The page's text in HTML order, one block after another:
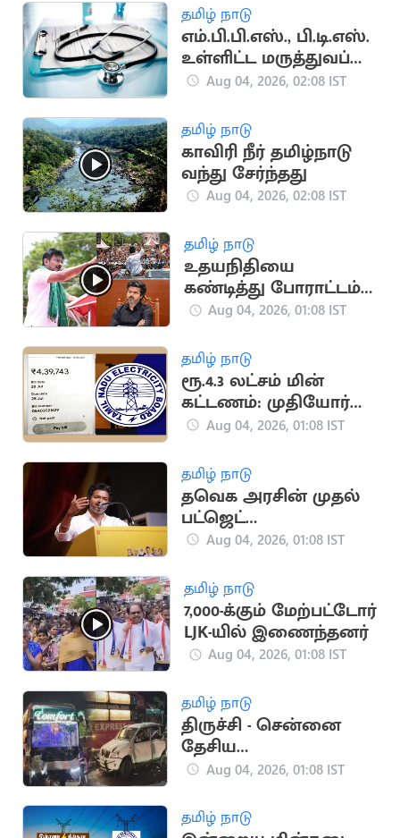
தமிழ் நாடு
எம்.பி.பி.எஸ்., பி.டி.எஸ்.
உள்ளிட்ட மருத்துவப்
படிப்புகளுக்கு இன்று
Aug 04, 2026, 02:08 IST
தமிழ் நாடு
காவிரி நீர் தமிழ்நாடு
வந்து சேர்ந்தது
Aug 04, 2026, 02:08 IST
தமிழ் நாடு
உதயநிதியை
கண்டித்து போராட்டம்
நடத்த தவெக முடிவு!
Aug 04, 2026, 01:08 IST
தமிழ் நாடு
ரூ.4.3 லட்சம் மின்
கட்டணம்: முதியோர்
இல்ல நிர்வாகிகளுக்கு
Aug 04, 2026, 01:08 IST
தமிழ் நாடு
தவெக அரசின் முதல்
பட்ஜெட்
ஆலோசனைக் கூட்டம்
Aug 04, 2026, 01:08 IST
தமிழ் நாடு
7,000-க்கும் மேற்பட்டோர்
LJK-யில் இணைந்தனர்
Aug 04, 2026, 01:08 IST
தமிழ் நாடு
திருச்சி - சென்னை
தேசிய
நெடுஞ்சாலையில்
பலி
Aug 04, 2026, 01:08 IST
தமிழ் நாடு